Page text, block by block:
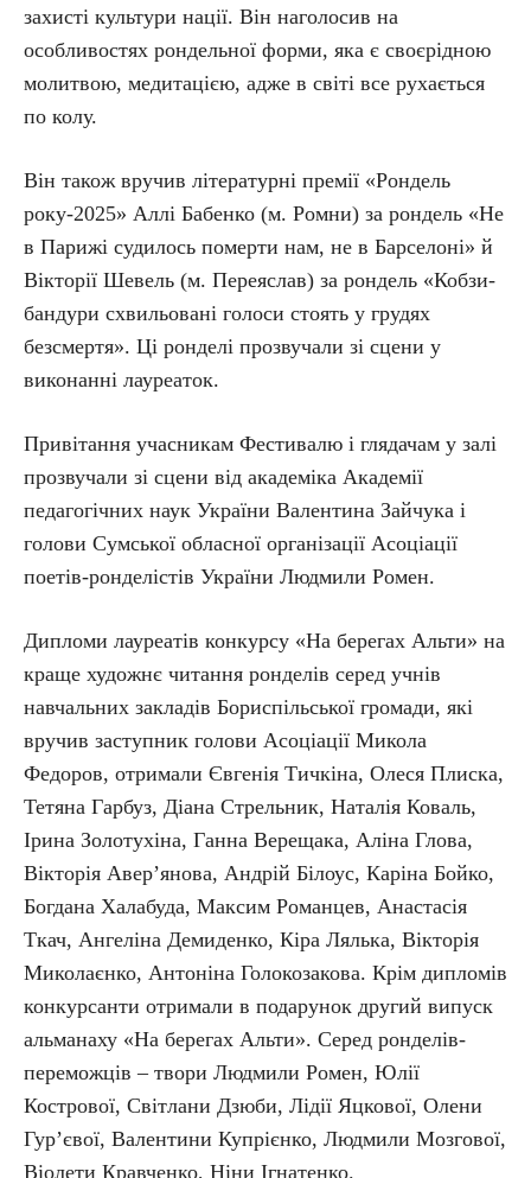
захисті культури нації. Він наголосив на
особливостях рондельної форми, яка є своєрідною
молитвою, медитацією, адже в світі все рухається
по колу.
Він також вручив літературні премії «Рондель
року-2025» Аллі Бабенко (м. Ромни) за рондель «Не
в Парижі судилось померти нам, не в Барселоні» й
Вікторії Шевель (м. Переяслав) за рондель «Кобзи-
бандури схвильовані голоси стоять у грудях
безсмертя». Ці ронделі прозвучали зі сцени у
виконанні лауреаток.
Привітання учасникам Фестивалю і глядачам у залі
прозвучали зі сцени від академіка Академії
педагогічних наук України Валентина Зайчука і
голови Сумської обласної організації Асоціації
поетів-ронделістів України Людмили Ромен.
Дипломи лауреатів конкурсу «На берегах Альти» на
краще художнє читання ронделів серед учнів
навчальних закладів Бориспільської громади, які
вручив заступник голови Асоціації Микола
Федоров, отримали Євгенія Тичкіна, Олеся Плиска,
Тетяна Гарбуз, Діана Стрельник, Наталія Коваль,
Ірина Золотухіна, Ганна Верещака, Аліна Глова,
Вікторія Авер’янова, Андрій Білоус, Каріна Бойко,
Богдана Халабуда, Максим Романцев, Анастасія
Ткач, Ангеліна Демиденко, Кіра Лялька, Вікторія
Миколаєнко, Антоніна Голокозакова. Крім дипломів
конкурсанти отримали в подарунок другий випуск
альманаху «На берегах Альти». Серед ронделів-
переможців – твори Людмили Ромен, Юлії
Кострової, Світлани Дзюби, Лідії Яцкової, Олени
Гур’євої, Валентини Купрієнко, Людмили Мозгової,
Віолети Кравченко, Ніни Ігнатенко.